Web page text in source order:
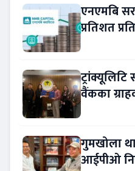
एनएमबि
प्रतिशत
वैंकका
गुमखोला
आईपीओ